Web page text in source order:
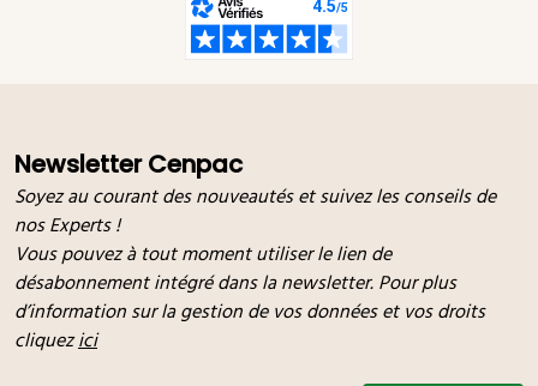
Newsletter Cenpac
Soyez au courant des nouveautés et suivez les conseils de
nos Experts !
Vous pouvez à tout moment utiliser le lien de
désabonnement intégré dans la newsletter. Pour plus
d’information sur la gestion de vos données et vos droits
cliquezici